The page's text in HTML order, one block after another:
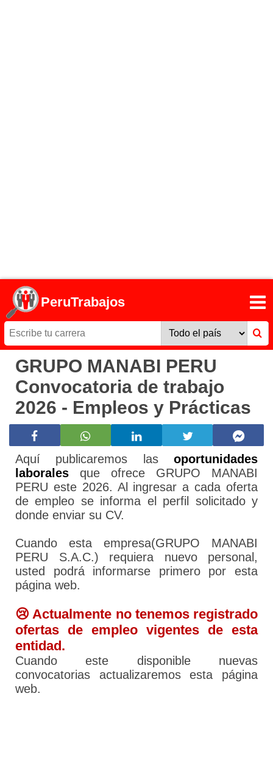
PeruTrabajos
GRUPO MANABI PERU
Convocatoria de trabajo
2026 - Empleos y Prácticas
Aquí publicaremos las oportunidades
laborales que ofrece GRUPO MANABI
PERU este 2026. Al ingresar a cada oferta
de empleo se informa el perfil solicitado y
donde enviar su CV.
Cuando esta empresa(GRUPO MANABI
PERU S.A.C.) requiera nuevo personal,
usted podrá informarse primero por esta
página web.
😢 Actualmente no tenemos registrado
ofertas de empleo vigentes de esta
entidad.
Cuando este disponible nuevas
convocatorias actualizaremos esta página
web.